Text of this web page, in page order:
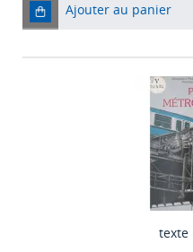
Ajouter au panier
texte